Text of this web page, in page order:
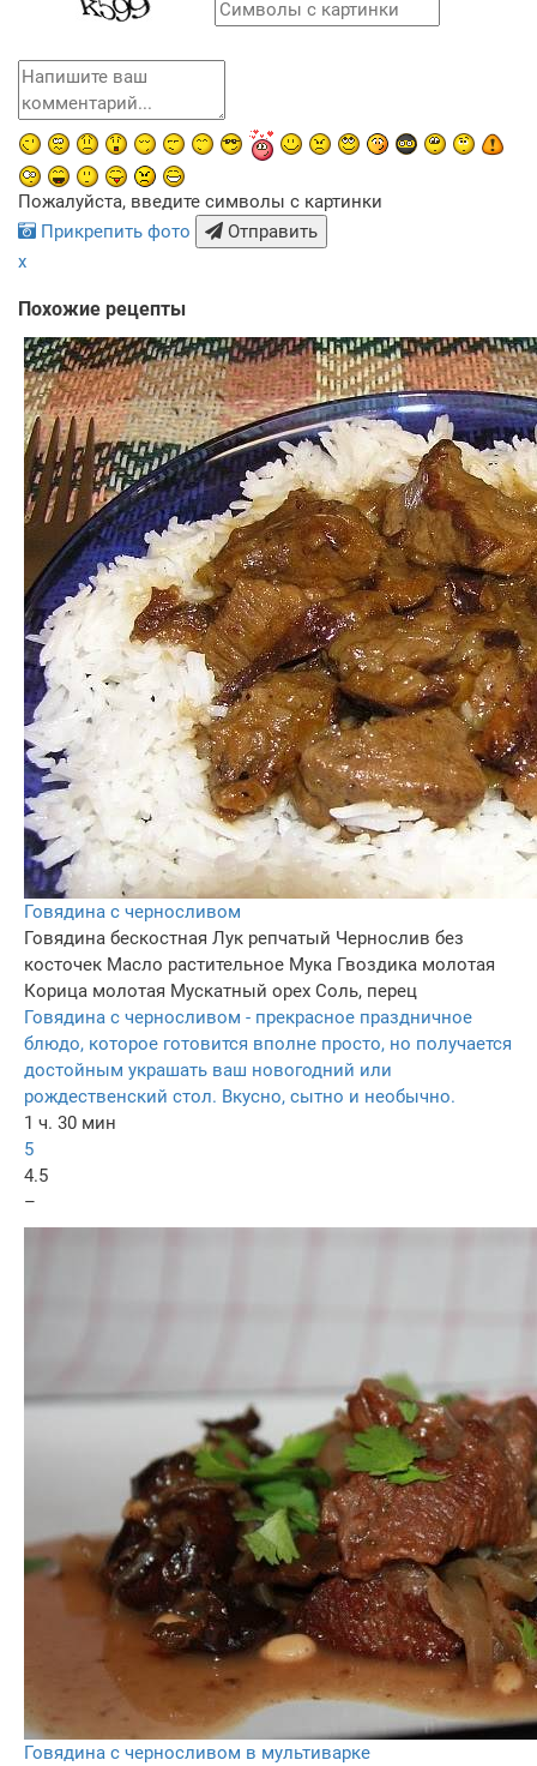
Пожалуйста, введите символы с картинки
Прикрепить фото
Отправить
x
Похожие рецепты
Говядина с черносливом
Говядина бескостная Лук репчатый Чернослив без
косточек Масло растительное Мука Гвоздика молотая
Корица молотая Мускатный орех Соль, перец
Говядина с черносливом - прекрасное праздничное
блюдо, которое готовится вполне просто, но получается
достойным украшать ваш новогодний или
рождественский стол. Вкусно, сытно и необычно.
1 ч. 30 мин
5
4.5
–
Говядина с черносливом в мультиварке